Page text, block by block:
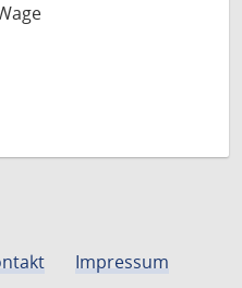
Impressum